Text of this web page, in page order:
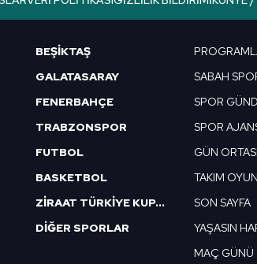
Korunması Kanunu uyarınca hazırlanmış
çerezlerle ilgili bilgi almak için lütfen
BEŞİKTAŞ
GALATASARAY
FENERBAHÇE
TRABZONSPOR
FUTBOL
BASKETBOL
ZİRAAT TÜRKİYE KUPASI
DİĞER SPORLAR
SABAH
SPOR
SPOR
GÜN ORTASI
TAKIM
SON SAYFA
YAŞASIN
MAÇ GÜNÜ